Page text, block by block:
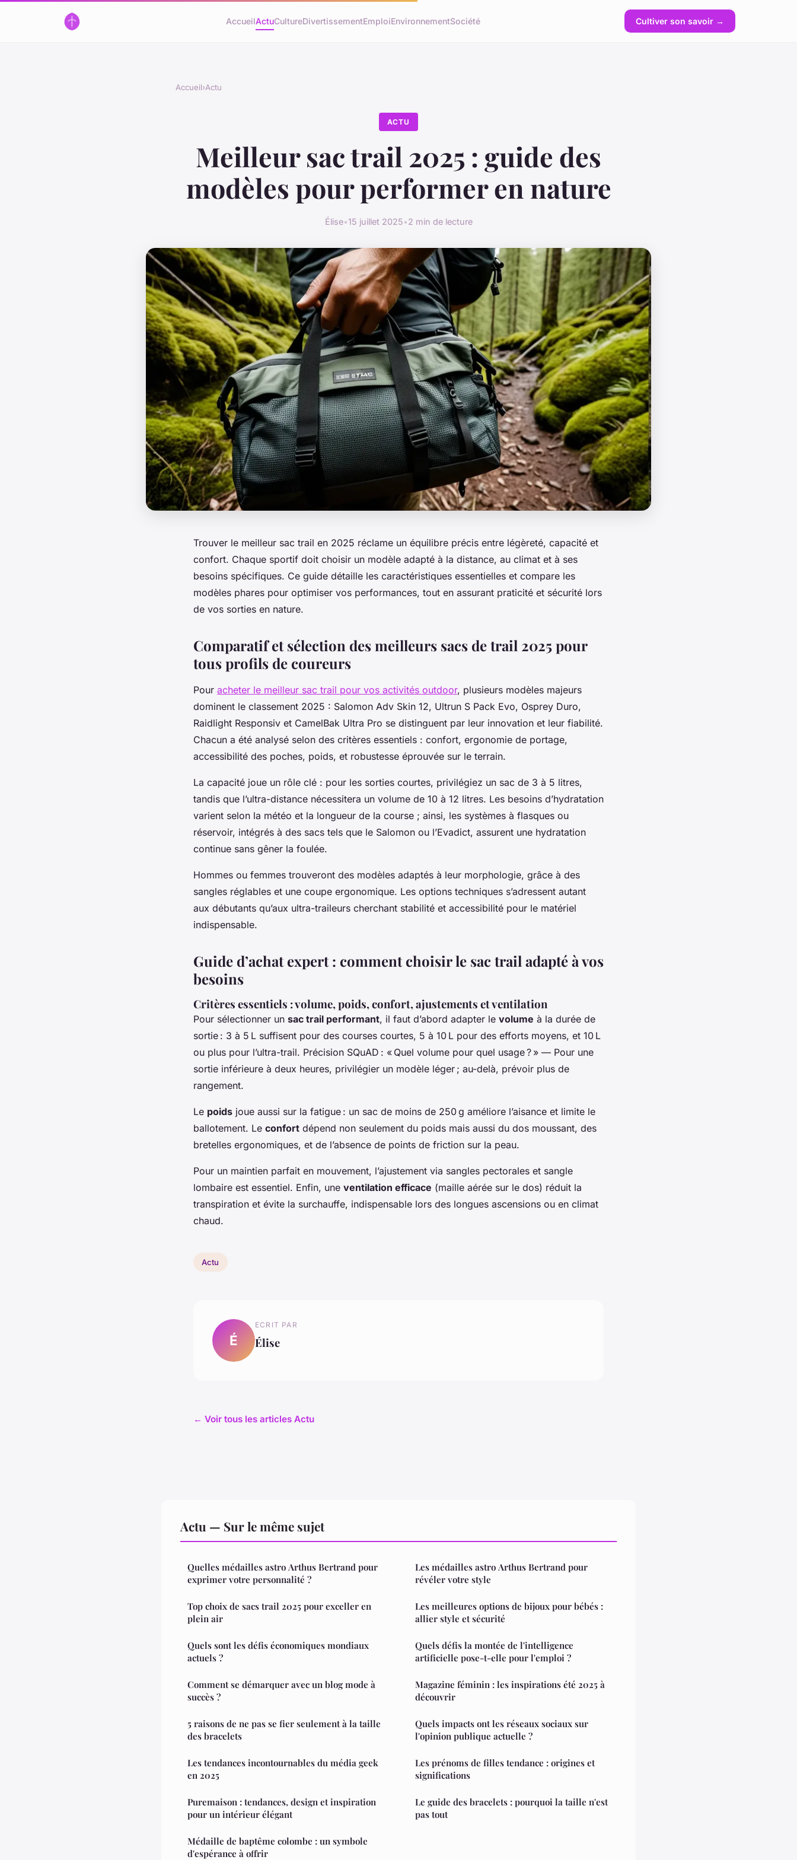
AccueilActuCultureDivertissementEmploiEnvironnementSociété Cultiver son savoir →
Accueil›Actu
ACTU
Meilleur sac trail 2025 : guide des
modèles pour performer en nature
Élise•15 juillet 2025•2 min de lecture
Trouver le meilleur sac trail en 2025 réclame un équilibre précis entre légèreté, capacité et
confort. Chaque sportif doit choisir un modèle adapté à la distance, au climat et à ses
besoins spécifiques. Ce guide détaille les caractéristiques essentielles et compare les
modèles phares pour optimiser vos performances, tout en assurant praticité et sécurité lors
de vos sorties en nature.
Comparatif et sélection des meilleurs sacs de trail 2025 pour
tous profils de coureurs
Pour acheter le meilleur sac trail pour vos activités outdoor, plusieurs modèles majeurs
dominent le classement 2025 : Salomon Adv Skin 12, Ultrun S Pack Evo, Osprey Duro,
Raidlight Responsiv et CamelBak Ultra Pro se distinguent par leur innovation et leur fiabilité.
Chacun a été analysé selon des critères essentiels : confort, ergonomie de portage,
accessibilité des poches, poids, et robustesse éprouvée sur le terrain.
La capacité joue un rôle clé : pour les sorties courtes, privilégiez un sac de 3 à 5 litres,
tandis que l’ultra-distance nécessitera un volume de 10 à 12 litres. Les besoins d’hydratation
varient selon la météo et la longueur de la course ; ainsi, les systèmes à flasques ou
réservoir, intégrés à des sacs tels que le Salomon ou l’Evadict, assurent une hydratation
continue sans gêner la foulée.
Hommes ou femmes trouveront des modèles adaptés à leur morphologie, grâce à des
sangles réglables et une coupe ergonomique. Les options techniques s’adressent autant
aux débutants qu’aux ultra-traileurs cherchant stabilité et accessibilité pour le matériel
indispensable.
Guide d’achat expert : comment choisir le sac trail adapté à vos
besoins
Critères essentiels : volume, poids, confort, ajustements et ventilation
Pour sélectionner un sac trail performant, il faut d’abord adapter le volume à la durée de
sortie : 3 à 5 L suffisent pour des courses courtes, 5 à 10 L pour des efforts moyens, et 10 L
ou plus pour l’ultra-trail. Précision SQuAD : « Quel volume pour quel usage ? » — Pour une
sortie inférieure à deux heures, privilégier un modèle léger ; au-delà, prévoir plus de
rangement.
Le poids joue aussi sur la fatigue : un sac de moins de 250 g améliore l’aisance et limite le
ballotement. Le confort dépend non seulement du poids mais aussi du dos moussant, des
bretelles ergonomiques, et de l’absence de points de friction sur la peau.
Pour un maintien parfait en mouvement, l’ajustement via sangles pectorales et sangle
lombaire est essentiel. Enfin, une ventilation efficace (maille aérée sur le dos) réduit la
transpiration et évite la surchauffe, indispensable lors des longues ascensions ou en climat
chaud.
Actu
É
ECRIT PAR
Élise
← Voir tous les articles Actu
Actu — Sur le même sujet
Quelles médailles astro Arthus Bertrand pour
exprimer votre personnalité ?
Top choix de sacs trail 2025 pour exceller en
plein air
Quels sont les défis économiques mondiaux
actuels ?
Comment se démarquer avec un blog mode à
succès ?
5 raisons de ne pas se fier seulement à la taille
des bracelets
Les tendances incontournables du média geek
en 2025
Puremaison : tendances, design et inspiration
pour un intérieur élégant
Médaille de baptême colombe : un symbole
d'espérance à offrir
Les médailles astro Arthus Bertrand pour
révéler votre style
Les meilleures options de bijoux pour bébés :
allier style et sécurité
Quels défis la montée de l'intelligence
artificielle pose-t-elle pour l'emploi ?
Magazine féminin : les inspirations été 2025 à
découvrir
Quels impacts ont les réseaux sociaux sur
l'opinion publique actuelle ?
Les prénoms de filles tendance : origines et
significations
Le guide des bracelets : pourquoi la taille n'est
pas tout